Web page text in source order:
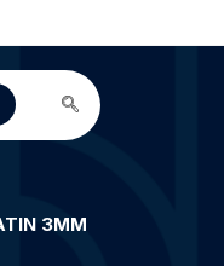
3MM